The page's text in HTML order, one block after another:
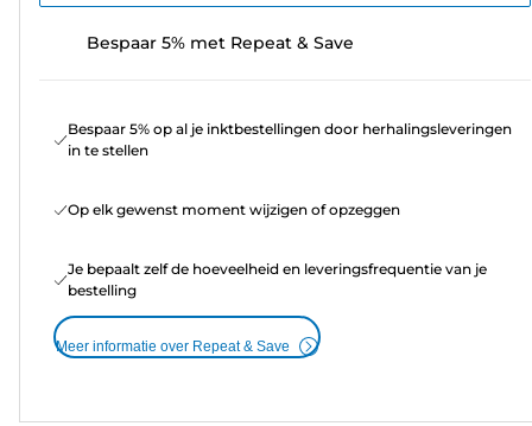
Bespaar 5% met Repeat & Save
Bespaar 5% op al je inktbestellingen door herhalingsleveringen
in te stellen
Op elk gewenst moment wijzigen of opzeggen
Je bepaalt zelf de hoeveelheid en leveringsfrequentie van je
bestelling
Meer informatie over Repeat & Save